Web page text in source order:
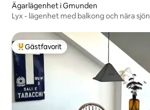
Ägarlägenhet i Gmunden
Lyx - lägenhet med balkong och nära sjön
Populär gästfavorit
Gästfavorit